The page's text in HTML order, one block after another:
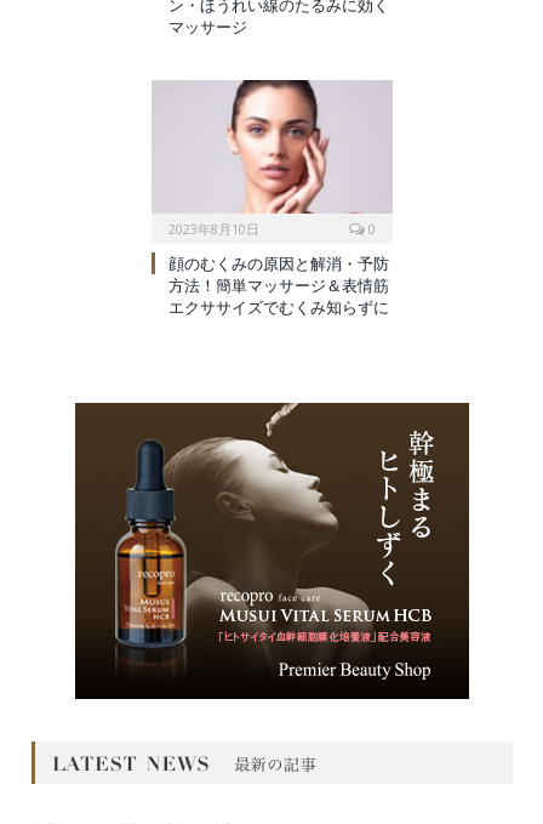
ン・ほうれい線のたるみに効く
マッサージ
2023年8月10日
0
顔のむくみの原因と解消・予防
方法！簡単マッサージ＆表情筋
エクササイズでむくみ知らずに